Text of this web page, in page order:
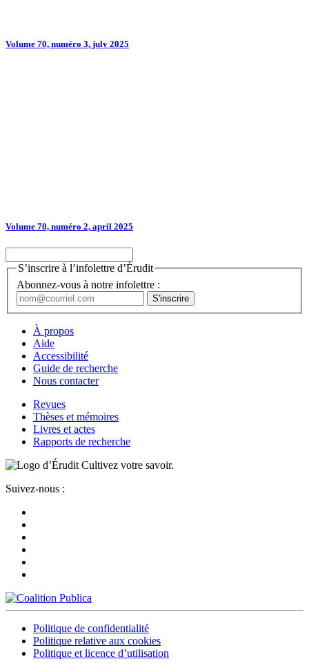
Volume 70, numéro 3, july 2025
Volume 70, numéro 2, april 2025
S’inscrire à l’infolettre d’Érudit
Abonnez-vous à notre infolettre :
À propos
Aide
Accessibilité
Guide de recherche
Nous contacter
Revues
Thèses et mémoires
Livres et actes
Rapports de recherche
Cultivez votre savoir.
Suivez-nous :
Politique de confidentialité
Politique relative aux cookies
Politique et licence d’utilisation